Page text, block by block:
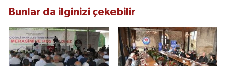
Bunlar da ilginizi çekebilir